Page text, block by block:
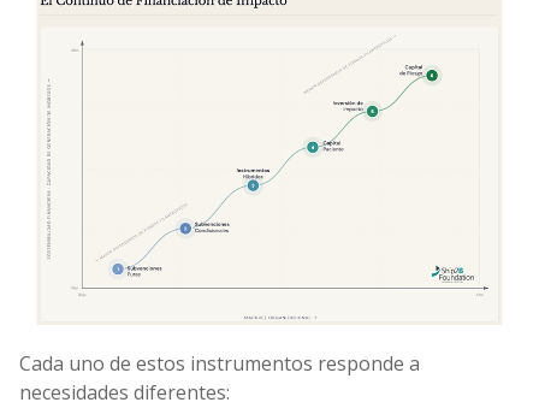
Cada uno de estos instrumentos responde a
necesidades diferentes: